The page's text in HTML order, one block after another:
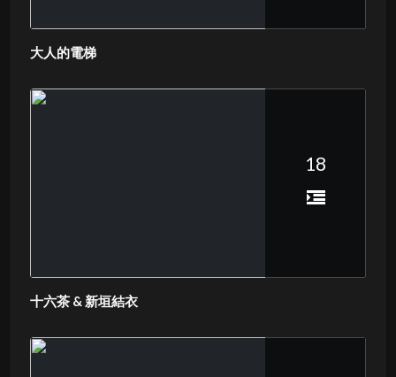
大人的電梯
18
十六茶 & 新垣結衣